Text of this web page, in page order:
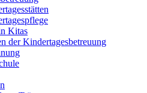
Kitas
der Kindertagesbetreuung